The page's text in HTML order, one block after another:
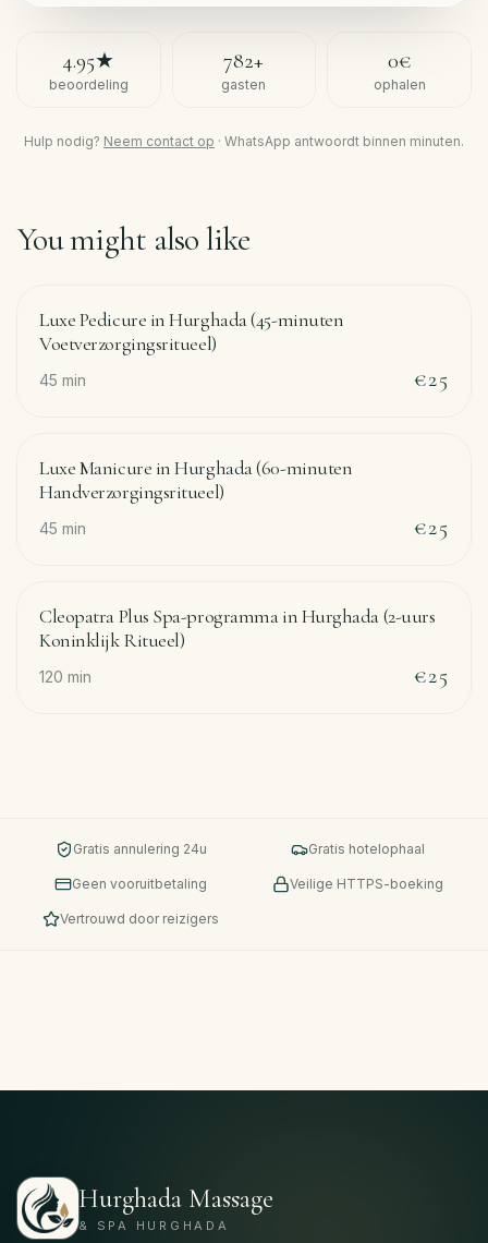
4.95★
beoordeling
782+
gasten
0€
ophalen
Hulp nodig? Neem contact op · WhatsApp antwoordt binnen minuten.
You might also like
Luxe Pedicure in Hurghada (45-minuten
Voetverzorgingsritueel)
45 min €25
Luxe Manicure in Hurghada (60-minuten
Handverzorgingsritueel)
45 min €25
Cleopatra Plus Spa-programma in Hurghada (2-uurs
Koninklijk Ritueel)
120 min €25
Gratis annulering 24u Gratis hotelophaal
Geen vooruitbetaling Veilige HTTPS-boeking
Vertrouwd door reizigers
Hurghada Massage
& SPA HURGHADA